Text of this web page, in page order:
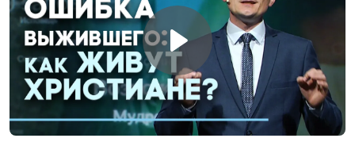
Я меняю мир и начинаю
с себя
Виталий Киссер,
священнослужитель
Как услышать Бога
Павел Жуков,
священнослужитель
#68
Мудрость и хитрость: в
чем разница?
Павел Жуков,
священнослужитель
#67